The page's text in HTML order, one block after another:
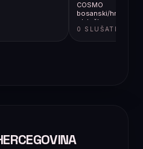
COSMO
bosanski/hrvatski/
- Izložba
„Devedesete, lično“
0 SLUŠATELJA